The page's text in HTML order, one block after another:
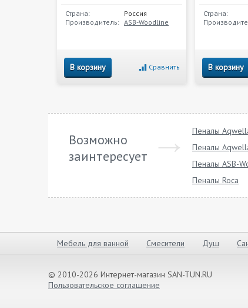
Страна:
Россия
Производитель: ASB-Woodline
В корзину Сравнить
Страна:
В корзину
Возможно
заинтересует
Пеналы
Пеналы
Пеналы ASB-
Пеналы Roca
Мебель для ванной Смесители Душ
© 2010-2026 Интернет-магазин SAN-TUN.RU
Пользовательское соглашение